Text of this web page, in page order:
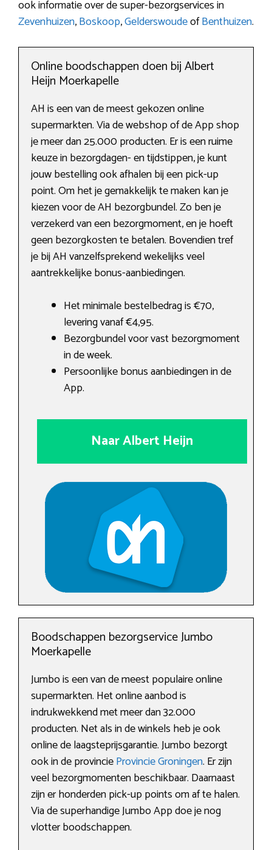
ook informatie over de super-bezorgservices in
Zevenhuizen,Boskoop,GelderswoudeofBenthuizen.
Online boodschappen doen bij Albert
Heijn Moerkapelle
AH is een van de meest gekozen online
supermarkten. Via de webshop of de App shop
je meer dan 25.000 producten. Er is een ruime
keuze in bezorgdagen- en tijdstippen, je kunt
jouw bestelling ook afhalen bij een pick-up
point. Om het je gemakkelijk te maken kan je
kiezen voor de AH bezorgbundel. Zo ben je
verzekerd van een bezorgmoment, en je hoeft
geen bezorgkosten te betalen. Bovendien tref
je bij AH vanzelfsprekend wekelijks veel
aantrekkelijke bonus-aanbiedingen.
Het minimale bestelbedrag is €70,
levering vanaf €4,95.
Bezorgbundel voor vast bezorgmoment
in de week.
Persoonlijke bonus aanbiedingen in de
App.
Naar Albert Heijn
Boodschappen bezorgservice Jumbo
Moerkapelle
Jumbo is een van de meest populaire online
supermarkten. Het online aanbod is
indrukwekkend met meer dan 32.000
producten. Net als in de winkels heb je ook
online de laagsteprijsgarantie. Jumbo bezorgt
ook in de provincieProvincie Groningen. Er zijn
veel bezorgmomenten beschikbaar. Daarnaast
zijn er honderden pick-up points om af te halen.
Via de superhandige Jumbo App doe je nog
vlotter boodschappen.